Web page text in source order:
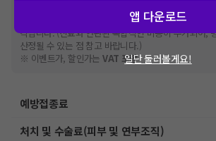
한 가격은 해당 의료기관에 직접 문의해주세요.
건강보험심사평가원에 고지되어
격입니다. (진료와 연관된 복합적인 비용이 추가되어,
산정될 수 있는 점 참고 바랍니다.)
※ 이벤트가, 할인가는VAT 포함
예방접종료
처치 및 수술료(피부 및 연부조직)
앱 다운로드
일단 둘러볼게요!